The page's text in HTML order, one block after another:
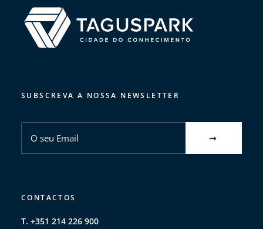
SUBSCREVA A NOSSA NEWSLETTER
CONTACTOS
T. +351 214 226 900